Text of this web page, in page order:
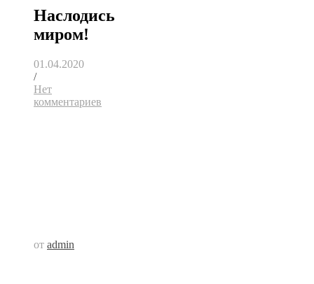
Наслодись
миром!
01.04.2020
/
Нет
комментариев
от admin